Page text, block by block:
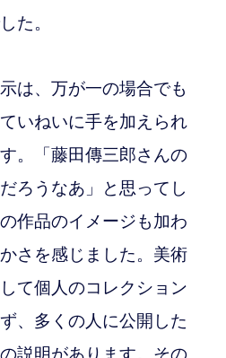
た。
は、万が一の場合でも
いねいに手を加えられ
。「藤田傳三郎さんの
ろうなあ」と思ってし
作品のイメージも加わ
さを感じました。美術
て個人のコレクション
、多くの人に公開した
説明があります。その